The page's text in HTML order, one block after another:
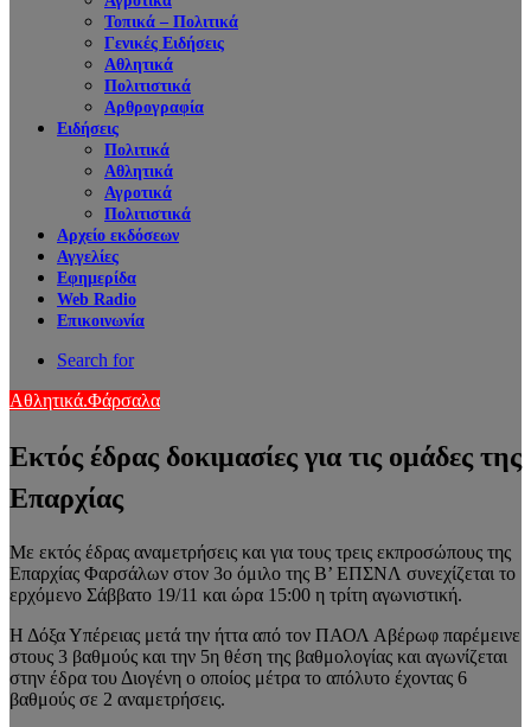
Τοπικά – Πολιτικά
Γενικές Ειδήσεις
Αθλητικά
Πολιτιστικά
Αρθρογραφία
Ειδήσεις
Πολιτικά
Αθλητικά
Αγροτικά
Πολιτιστικά
Αρχείο εκδόσεων
Αγγελίες
Εφημερίδα
Web Radio
Επικοινωνία
Search for
Αθλητικά.Φάρσαλα
Εκτός έδρας δοκιμασίες για τις ομάδες της
Επαρχίας
Με εκτός έδρας αναμετρήσεις και για τους τρεις εκπροσώπους της
Επαρχίας Φαρσάλων στον 3ο όμιλο της Β’ ΕΠΣΝΛ συνεχίζεται το
ερχόμενο Σάββατο 19/11 και ώρα 15:00 η τρίτη αγωνιστική.
Η Δόξα Υπέρειας μετά την ήττα από τον ΠΑΟΛ Αβέρωφ παρέμεινε
στους 3 βαθμούς και την 5η θέση της βαθμολογίας και αγωνίζεται
στην έδρα του Διογένη ο οποίος μέτρα το απόλυτο έχοντας 6
βαθμούς σε 2 αναμετρήσεις.